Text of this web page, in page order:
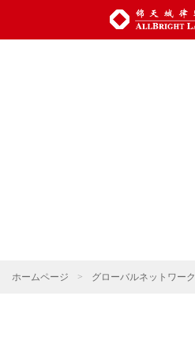
ホームページ > グローバルネットワーク